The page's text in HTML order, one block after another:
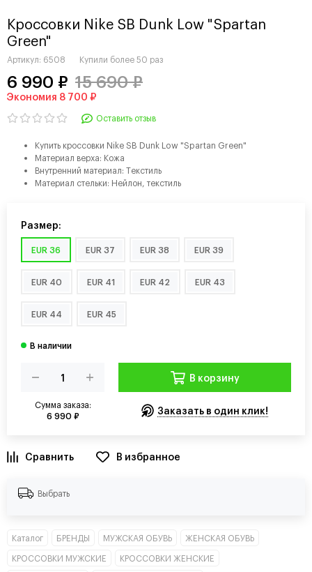
Кроссовки Nike SB Dunk Low "Spartan
Green"
Артикул: 6508 Купили более50 раз
6 990 ₽ 15 690 ₽
Экономия 8 700 ₽
Оставить отзыв
Купить кроссовки Nike SB Dunk Low "Spartan Green"
Материал верха: Кожа
Внутренний материал: Tекстиль
Материал стельки: Нейлон, текстиль
Размер:
EUR 36 EUR 37 EUR 38 EUR 39
EUR 40 EUR 41 EUR 42 EUR 43
EUR 44 EUR 45
Сумма заказа:
6 990 ₽
В корзину
Заказать в один клик!
В избранное
Выбрать
Каталог БРЕНДЫ МУЖСКАЯ ОБУВЬ
ЖЕНСКАЯ ОБУВЬ
КРОССОВКИ МУЖСКИЕ
КРОССОВКИ ЖЕНСКИЕ